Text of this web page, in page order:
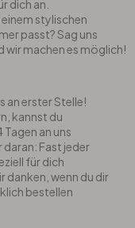
dich an.
stylischen
passt? Sag uns
wir machen es möglich!
an erster Stelle!
kannst du
an uns
Fast jeder
für dich
danken, wenn du dir
bestellen